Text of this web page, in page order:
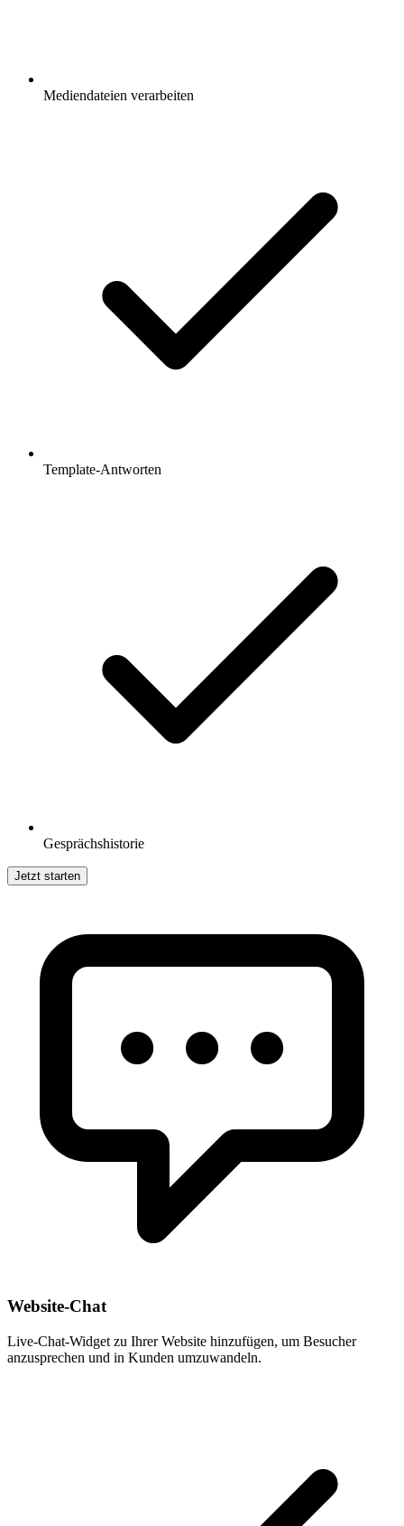
Mediendateien verarbeiten
Template-Antworten
Gesprächshistorie
Jetzt starten
Website-Chat
Live-Chat-Widget zu Ihrer Website hinzufügen, um Besucher
anzusprechen und in Kunden umzuwandeln.